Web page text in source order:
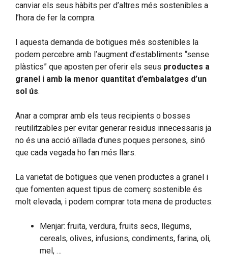
canviar els seus hàbits per d’altres més sostenibles a
l’hora de fer la compra.
I aquesta demanda de botigues més sostenibles la
podem percebre amb l’augment d’establiments “sense
plàstics” que aposten per oferir els seus productes a
granel i amb la menor quantitat d’embalatges d’un
sol ús.
Anar a comprar amb els teus recipients o bosses
reutilitzables per evitar generar residus innecessaris ja
no és una acció aïllada d’unes poques persones, sinó
que cada vegada ho fan més llars.
La varietat de botigues que venen productes a granel i
que fomenten aquest tipus de comerç sostenible és
molt elevada, i podem comprar tota mena de productes:
Menjar: fruita, verdura, fruits secs, llegums,
cereals, olives, infusions, condiments, farina, oli,
mel, …